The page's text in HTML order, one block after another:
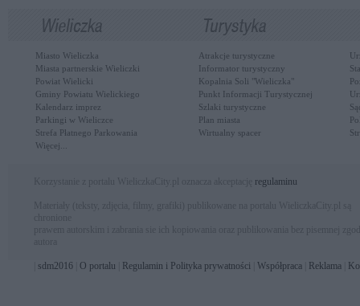
Miasto Wieliczka
Miasta partnerskie Wieliczki
Powiat Wielicki
Gminy Powiatu Wielickiego
Kalendarz imprez
Parkingi w Wieliczce
Strefa Płatnego Parkowania
Więcej...
Atrakcje turystyczne
Informator turystyczny
Kopalnia Soli "Wieliczka"
Punkt Informacji Turystycznej
Szlaki turystyczne
Plan miasta
Wirtualny spacer
Korzystanie z portalu WieliczkaCity.pl oznacza akceptację regulaminu
Materiały (teksty, zdjęcia, filmy, grafiki) publikowane na portalu WieliczkaCity.pl są
sdm2016 O portalu Regulamin i Polityka prywatności Współpraca Reklama